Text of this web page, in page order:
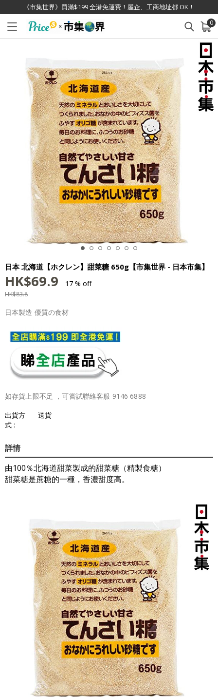
《市集世界》買滿$199 全港免運費！屋企、工商地址都 OK！
0
已加入購物車 查看
日本 北海道【ホクレン】甜菜糖 650g【市集世界 - 日本市集】
HK$69.9 17 % off
HK$83.8
日本製造 優質の食材
如存貨上限不足 ，可嘗試聯絡客服 9146 6888
出貨方
式 :
送貨
詳情
由100％北海道甜菜製成的甜菜糖（精製食糖）
甜菜糖是蔗糖的一種，香濃甜度高。